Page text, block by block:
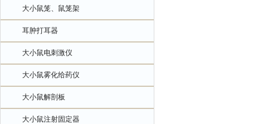
大小鼠笼、鼠笼架
耳肿打耳器
大小鼠电刺激仪
大小鼠雾化给药仪
大小鼠解剖板
大小鼠注射固定器